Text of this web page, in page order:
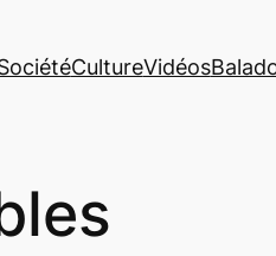
CultureVidéos